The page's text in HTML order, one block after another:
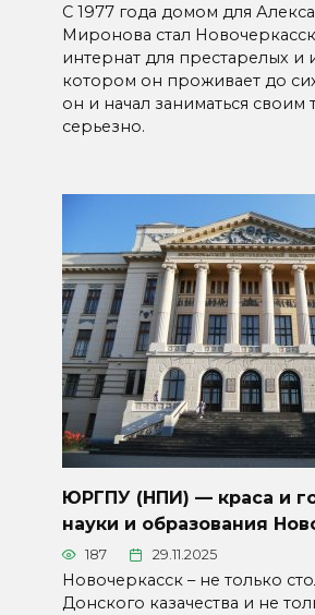
C 1977 года домом для
Миронова стал
интернат для престарелых и
котором он проживает до
он и начал заниматься своим
серьезно.
ЮРГПУ (НПИ) — краса и
науки и образования
187 29.11.2025
Новочеркасск – не только
Донского казачества и не